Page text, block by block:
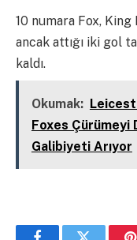
10 numara Fox, King
ancak attığı iki gol
kaldı.
Okumak:
Foxes Çürümeyi
Galibiyeti Arıyor